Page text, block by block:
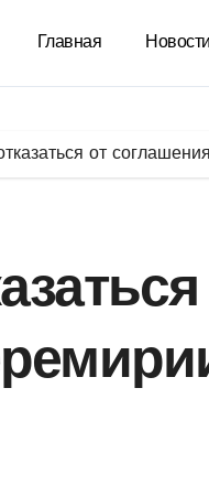
Главная Новости
от